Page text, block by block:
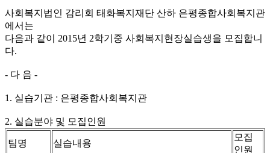
사회복지법인 감리회 태화복지재단 산하 은평종합사회복지관
에서는
다음과 같이 2015년 2학기중 사회복지현장실습생을 모집합니
다.
- 다 음 -
1. 실습기관 : 은평종합사회복지관
2. 실습분야 및 모집인원
팀명 실습내용
모집
인원